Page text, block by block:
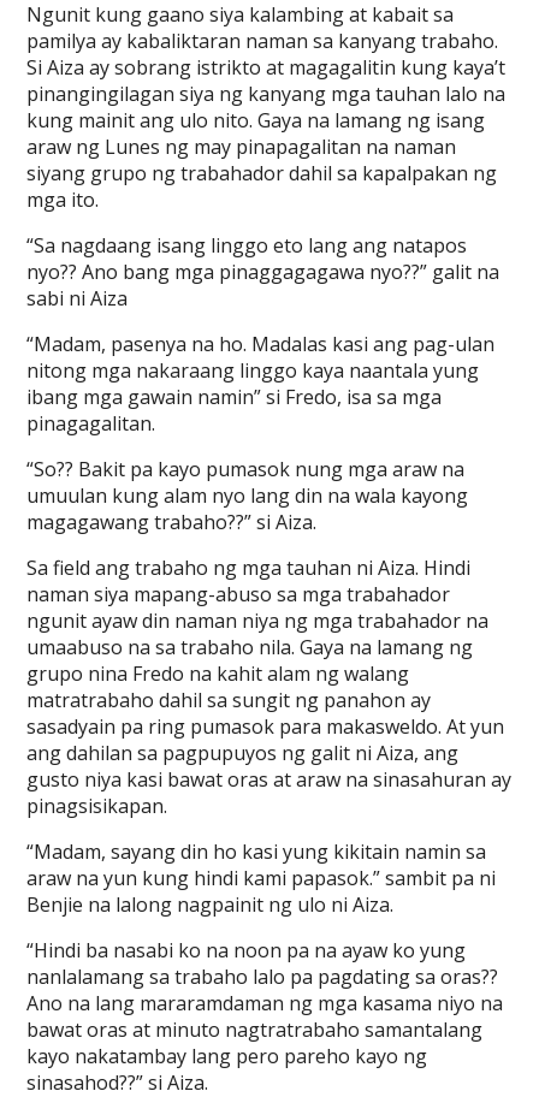
Ngunit kung gaano siya kalambing at kabait sa
pamilya ay kabaliktaran naman sa kanyang trabaho.
Si Aiza ay sobrang istrikto at magagalitin kung kaya’t
pinangingilagan siya ng kanyang mga tauhan lalo na
kung mainit ang ulo nito. Gaya na lamang ng isang
araw ng Lunes ng may pinapagalitan na naman
siyang grupo ng trabahador dahil sa kapalpakan ng
mga ito.
“Sa nagdaang isang linggo eto lang ang natapos
nyo?? Ano bang mga pinaggagagawa nyo??” galit na
sabi ni Aiza
“Madam, pasenya na ho. Madalas kasi ang pag-ulan
nitong mga nakaraang linggo kaya naantala yung
ibang mga gawain namin” si Fredo, isa sa mga
pinagagalitan.
“So?? Bakit pa kayo pumasok nung mga araw na
umuulan kung alam nyo lang din na wala kayong
magagawang trabaho??” si Aiza.
Sa field ang trabaho ng mga tauhan ni Aiza. Hindi
naman siya mapang-abuso sa mga trabahador
ngunit ayaw din naman niya ng mga trabahador na
umaabuso na sa trabaho nila. Gaya na lamang ng
grupo nina Fredo na kahit alam ng walang
matratrabaho dahil sa sungit ng panahon ay
sasadyain pa ring pumasok para makasweldo. At yun
ang dahilan sa pagpupuyos ng galit ni Aiza, ang
gusto niya kasi bawat oras at araw na sinasahuran ay
pinagsisikapan.
“Madam, sayang din ho kasi yung kikitain namin sa
araw na yun kung hindi kami papasok.” sambit pa ni
Benjie na lalong nagpainit ng ulo ni Aiza.
“Hindi ba nasabi ko na noon pa na ayaw ko yung
nanlalamang sa trabaho lalo pa pagdating sa oras??
Ano na lang mararamdaman ng mga kasama niyo na
bawat oras at minuto nagtratrabaho samantalang
kayo nakatambay lang pero pareho kayo ng
sinasahod??” si Aiza.